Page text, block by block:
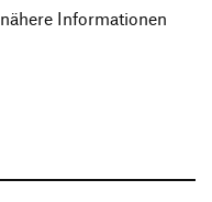
nähere Informationen